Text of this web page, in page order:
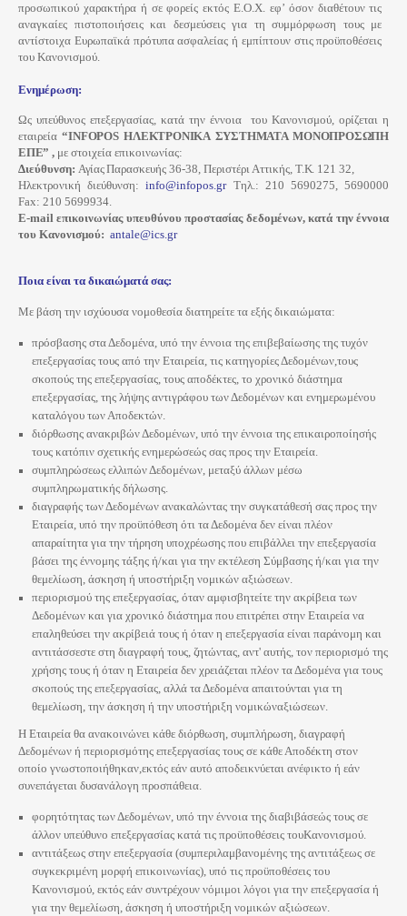
προσωπικού χαρακτήρα ή σε φορείς εκτός Ε.Ο.Χ. εφ’ όσον διαθέτουν τις
αναγκαίες πιστοποιήσεις και δεσμεύσεις για τη συμμόρφωση τους με
αντίστοιχα Ευρωπαϊκά πρότυπα ασφαλείας ή εμπίπτουν στις προϋποθέσεις
του Κανονισμού.
Ενημέρωση:
Ως υπεύθυνος επεξεργασίας, κατά την έννοια του Κανονισμού, ορίζεται η
εταιρεία “INFOPOS ΗΛΕΚΤΡΟΝΙΚΑ ΣΥΣΤΗΜΑΤΑ ΜΟΝΟΠΡΟΣΩΠΗ
ΕΠΕ” , με στοιχεία επικοινωνίας:
Διεύθυνση: ΑγίαςΠαρασκευής 36-38, Περιστέρι Αττικής,Τ.Κ. 121 32,
Ηλεκτρονική διεύθυνση:info@infopos.grΤηλ.: 210 5690275, 5690000
Fax: 210 5699934.
E-mail επικοινωνίας υπευθύνου προστασίας δεδομένων, κατά την έννοια
του Κανονισμού: antale@ics.gr
Ποια είναι τα δικαιώματά σας:
Με βάση την ισχύουσα νομοθεσία διατηρείτε τα εξής δικαιώματα:
πρόσβασης στα Δεδομένα, υπό την έννοια της επιβεβαίωσης της τυχόν
επεξεργασίας τους από την Εταιρεία, τις κατηγορίες Δεδομένων,τους
σκοπούς της επεξεργασίας, τους αποδέκτες, το χρονικό διάστημα
επεξεργασίας, της λήψης αντιγράφου των Δεδομένων και ενημερωμένου
καταλόγου των Αποδεκτών.
διόρθωσης ανακριβών Δεδομένων, υπό την έννοια της επικαιροποίησής
τους κατόπιν σχετικής ενημερώσεώς σας προς την Εταιρεία.
συμπληρώσεως ελλιπών Δεδομένων, μεταξύ άλλων μέσω
συμπληρωματικής δήλωσης.
διαγραφής των Δεδομένων ανακαλώντας την συγκατάθεσή σας προς την
Εταιρεία, υπό την προϋπόθεση ότι τα Δεδομένα δεν είναι πλέον
απαραίτητα για την τήρηση υποχρέωσης που επιβάλλει την επεξεργασία
βάσει της έννομης τάξης ή/και για την εκτέλεση Σύμβασης ή/και για την
θεμελίωση, άσκηση ή υποστήριξη νομικών αξιώσεων.
περιορισμού της επεξεργασίας, όταν αμφισβητείτε την ακρίβεια των
Δεδομένων και για χρονικό διάστημα που επιτρέπει στην Εταιρεία να
επαληθεύσει την ακρίβειά τους ή όταν η επεξεργασία είναι παράνομη και
αντιτάσσεστε στη διαγραφή τους, ζητώντας, αντ' αυτής, τον περιορισμό της
χρήσης τους ή όταν η Εταιρεία δεν χρειάζεται πλέον τα Δεδομένα για τους
σκοπούς της επεξεργασίας, αλλά τα Δεδομένα απαιτούνται για τη
θεμελίωση, την άσκηση ή την υποστήριξη νομικώναξιώσεων.
Η Εταιρεία θα ανακοινώνει κάθε διόρθωση, συμπλήρωση, διαγραφή
Δεδομένων ή περιορισμότης επεξεργασίας τους σε κάθε Αποδέκτη στον
οποίο γνωστοποιήθηκαν,εκτός εάν αυτό αποδεικνύεται ανέφικτο ή εάν
συνεπάγεται δυσανάλογη προσπάθεια.
φορητότητας των Δεδομένων, υπό την έννοια της διαβιβάσεώς τους σε
άλλον υπεύθυνο επεξεργασίας κατά τις προϋποθέσεις τουΚανονισμού.
αντιτάξεως στην επεξεργασία (συμπεριλαμβανομένης της αντιτάξεως σε
συγκεκριμένη μορφή επικοινωνίας), υπό τις προϋποθέσεις του
Κανονισμού, εκτός εάν συντρέχουν νόμιμοι λόγοι για την επεξεργασία ή
για την θεμελίωση, άσκηση ή υποστήριξη νομικών αξιώσεων.